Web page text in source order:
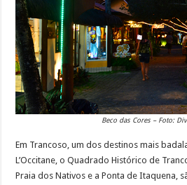
Beco das Cores – Foto:
Em Trancoso, um dos destinos mais
L’Occitane, o Quadrado Histórico de
Praia dos Nativos e a Ponta de Itaquena,